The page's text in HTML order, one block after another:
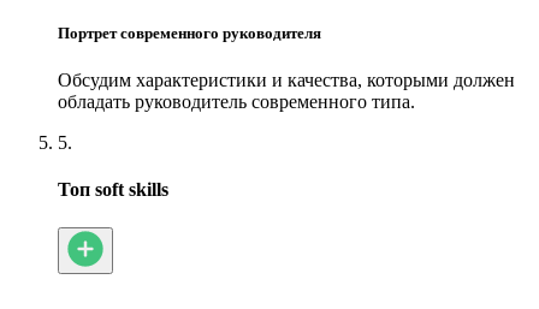
Портрет современного руководителя
Обсудим характеристики и качества, которыми должен
обладать руководитель современного типа.
5.
Топ soft skills